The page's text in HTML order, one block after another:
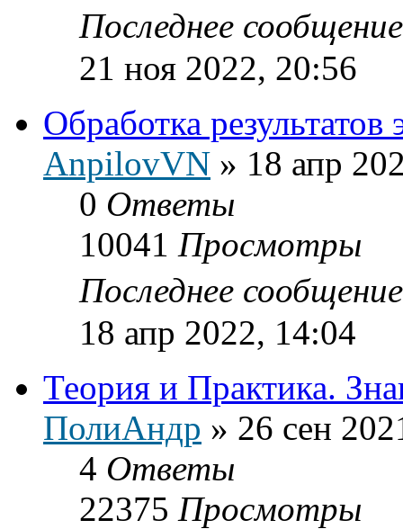
Последнее
21 ноя 2022, 20:56
Обработка результатов
AnpilovVN » 18 апр
0 Ответы
10041 Просмотры
Последнее
18 апр 2022, 14:04
Теория и Практика.
ПолиАндр » 26 сен
4 Ответы
22375 Просмотры